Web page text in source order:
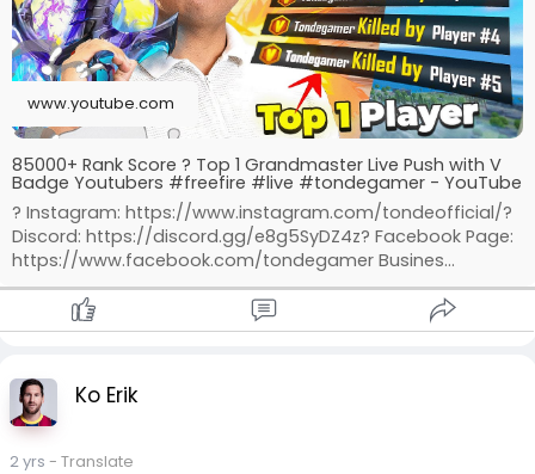
www.youtube.com
85000+ Rank Score ? Top 1 Grandmaster Live Push with V
Badge Youtubers #freefire #live #tondegamer - YouTube
? Instagram: https://www.instagram.com/tondeofficial/?
Discord: https://discord.gg/e8g5SyDZ4z? Facebook Page:
https://www.facebook.com/tondegamer Busines...
Ko Erik
2 yrs - Translate